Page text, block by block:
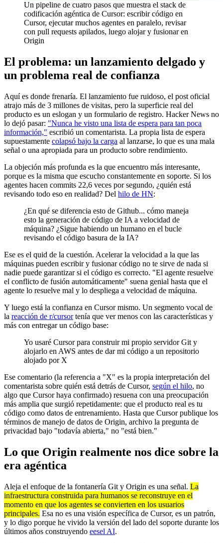
Un pipeline de cuatro pasos que muestra el stack de
codificación agéntica de Cursor: escribir código en
Cursor, ejecutar muchos agentes en paralelo, revisar
con pull requests apilados, luego alojar y fusionar en
Origin
El problema: un lanzamiento delgado y
un problema real de confianza
Aquí es donde frenaría. El lanzamiento fue ruidoso, el post oficial
atrajo más de 3 millones de visitas, pero la superficie real del
producto es un eslogan y un formulario de registro. Hacker News no
lo dejó pasar: "Nunca he visto una lista de espera para tan poca
información," escribió un comentarista. La propia lista de espera
supuestamente colapsó bajo la carga al lanzarse, lo que es una mala
señal o una apropiada para un producto sobre rendimiento.
La objeción más profunda es la que encuentro más interesante,
porque es la misma que escucho constantemente en soporte. Si los
agentes hacen commits 22,6 veces por segundo, ¿quién está
revisando todo eso en realidad? Del hilo de HN:
¿En qué se diferencia esto de Github... cómo maneja
esto la generación de código de IA a velocidad de
máquina? ¿Sigue habiendo un humano en el bucle
revisando el código basura de la IA?
Ese es el quid de la cuestión. Acelerar la velocidad a la que las
máquinas pueden escribir y fusionar código no te sirve de nada si
nadie puede garantizar si el código es correcto. "El agente resuelve
el conflicto de fusión automáticamente" suena genial hasta que el
agente lo resuelve mal y lo despliega a velocidad de máquina.
Y luego está la confianza en Cursor mismo. Un segmento vocal de
la reacción de r/cursortenía que ver menos con las características y
más con entregar un código base:
Yo usaré Cursor para construir mi propio servidor Git y
alojarlo en AWS antes de dar mi código a un repositorio
alojado por X
Ese comentario (la referencia a "X" es la propia interpretación del
comentarista sobre quién está detrás de Cursor, según el hilo, no
algo que Cursor haya confirmado) resuena con una preocupación
más amplia que surgió repetidamente: que el producto real es tu
código como datos de entrenamiento. Hasta que Cursor publique los
términos de manejo de datos de Origin, archivo la pregunta de
privacidad bajo "todavía abierta," no "está bien."
Lo que Origin realmente nos dice sobre la
era agéntica
Aleja el enfoque de la fontanería Git y Origin es una señal. La
infraestructura construida para humanos se reconstruye en el
momento en que los agentes se convierten en los usuarios
principales. Esa no es una visión específica de Cursor, es un patrón,
y lo digo porque he vivido la versión del lado del soporte durante los
últimos años construyendo eesel AI.